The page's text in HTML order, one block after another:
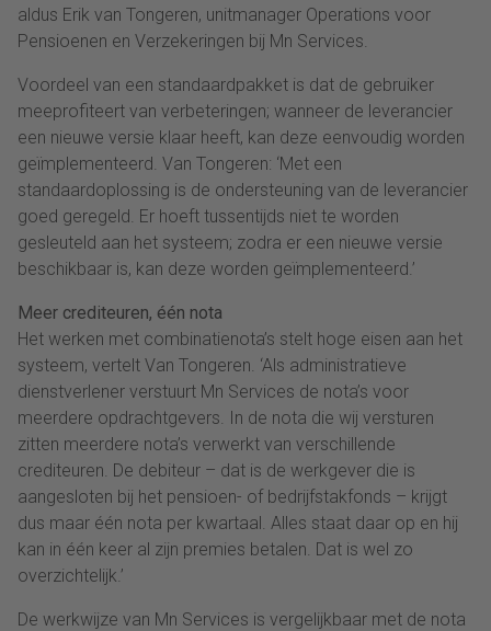
aldus Erik van Tongeren, unitmanager Operations voor
Pensioenen en Verzekeringen bij Mn Services.
Voordeel van een standaardpakket is dat de gebruiker
meeprofiteert van verbeteringen; wanneer de leverancier
een nieuwe versie klaar heeft, kan deze eenvoudig worden
geïmplementeerd. Van Tongeren: ‘Met een
standaardoplossing is de ondersteuning van de leverancier
goed geregeld. Er hoeft tussentijds niet te worden
gesleuteld aan het systeem; zodra er een nieuwe versie
beschikbaar is, kan deze worden geïmplementeerd.’
Meer crediteuren, één nota
Het werken met combinatienota’s stelt hoge eisen aan het
systeem, vertelt Van Tongeren. ‘Als administratieve
dienstverlener verstuurt Mn Services de nota’s voor
meerdere opdrachtgevers. In de nota die wij versturen
zitten meerdere nota’s verwerkt van verschillende
crediteuren. De debiteur – dat is de werkgever die is
aangesloten bij het pensioen- of bedrijfstakfonds – krijgt
dus maar één nota per kwartaal. Alles staat daar op en hij
kan in één keer al zijn premies betalen. Dat is wel zo
overzichtelijk.’
De werkwijze van Mn Services is vergelijkbaar met de nota